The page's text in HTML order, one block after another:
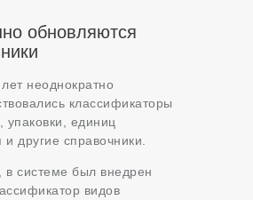
обновляются
неоднократно
классификаторы
упаковки, единиц
другие справочники.
системе был внедрен
видов